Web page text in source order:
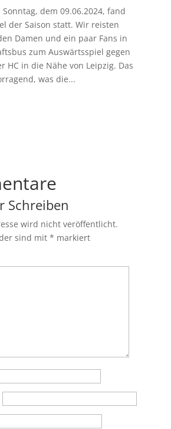
dem 09.06.2024, fand
der Saison statt. Wir reisten
Damen und ein paar Fans in
zum Auswärtsspiel gegen
HC in die Nähe von Leipzig. Das
was die...
Schreiben
wird nicht veröffentlicht.
sind mit * markiert